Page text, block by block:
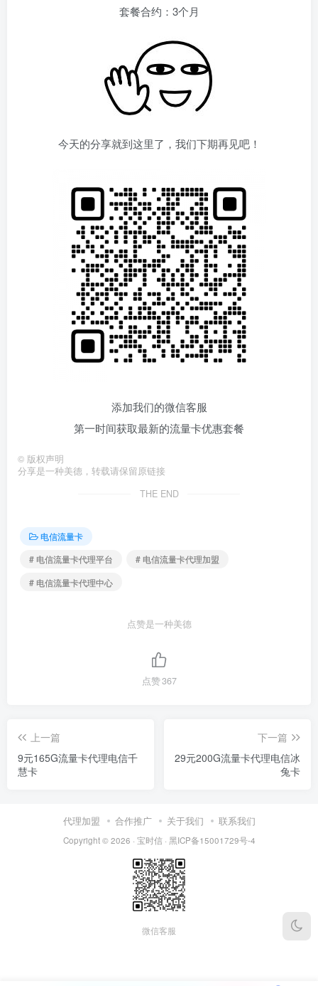
套餐合约：3个月
今天的分享就到这里了，我们下期再见吧！
添加我们的微信客服
第一时间获取最新的流量卡优惠套餐
© 版权声明
分享是一种美德，转载请保留原链接
THE END
电信流量卡
# 电信流量卡代理平台
# 电信流量卡代理加盟
# 电信流量卡代理中心
点赞是一种美德
点赞367
上一篇
9元165G流量卡代理电信千
慧卡
下一篇
29元200G流量卡代理电信冰
兔卡
代理加盟 合作推广 关于我们 联系我们
Copyright © 2026 · 宝时信· 黑ICP备15001729号-4
微信客服